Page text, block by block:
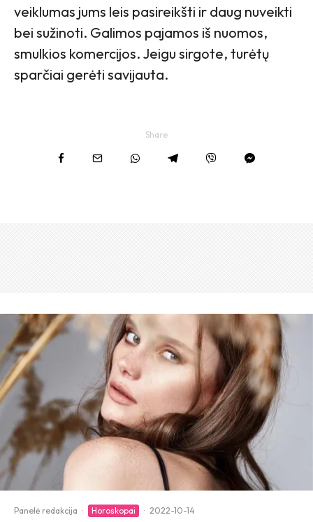
veiklumas jums leis pasireikšti ir daug nuveikti
bei sužinoti. Galimos pajamos iš nuomos,
smulkios komercijos. Jeigu sirgote, turėtų
sparčiai gerėti savijauta.
Share
Panelė redakcija · Horoskopai · 2022-10-14